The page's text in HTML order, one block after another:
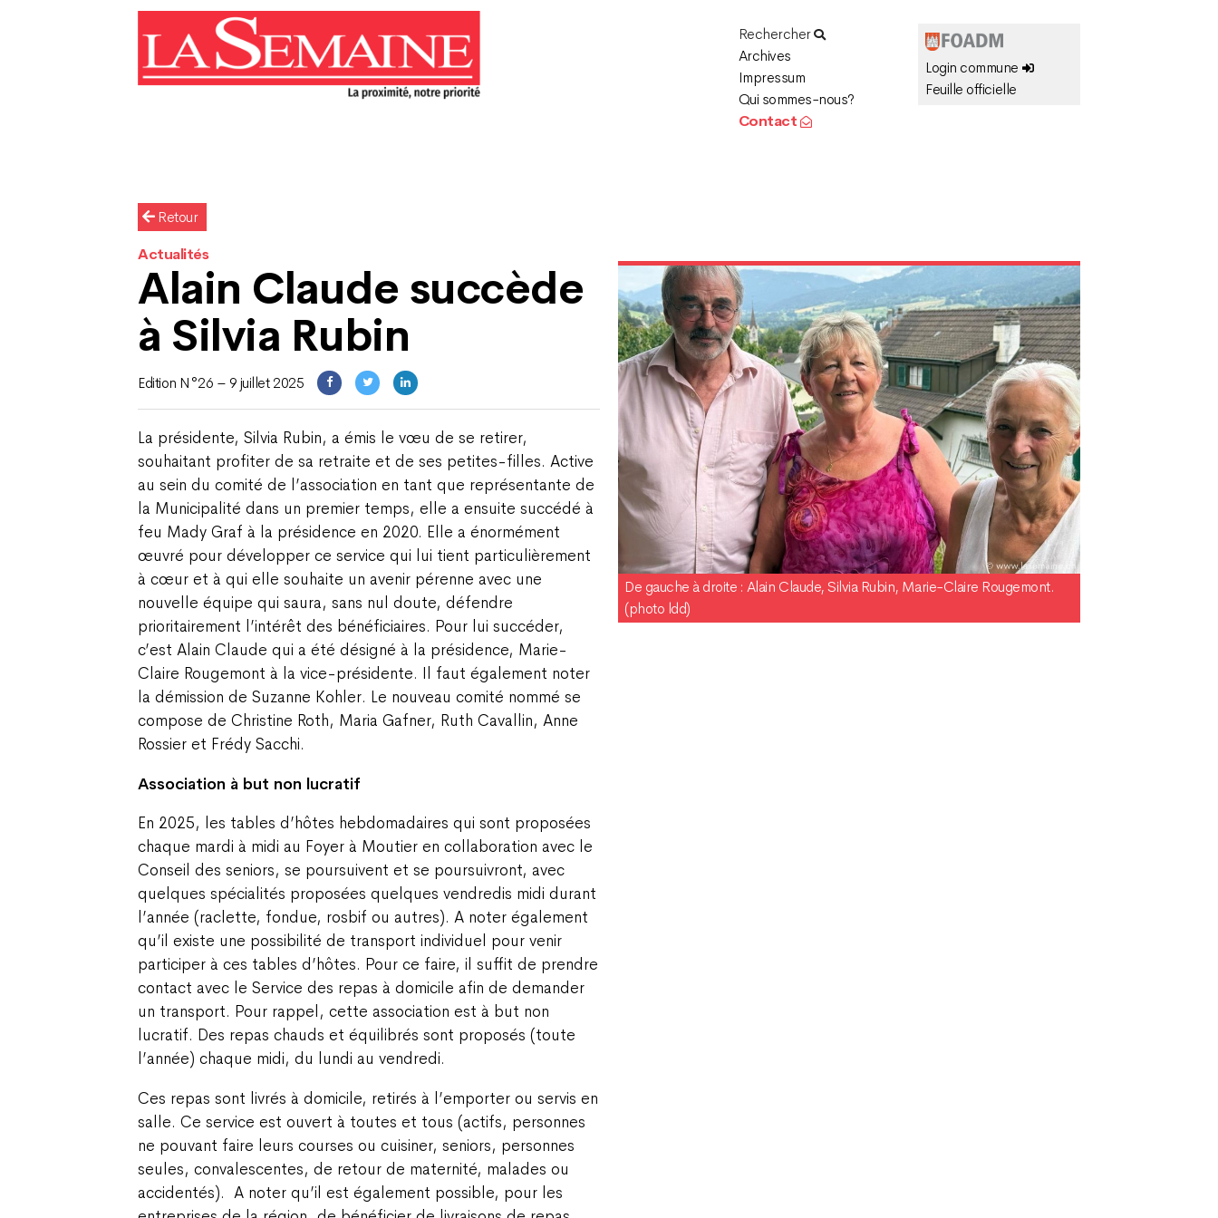
Rechercher
Archives
Impressum
Qui sommes-nous?
Contact
Login commune
Feuille officielle
Retour
Actualités
Alain Claude succède
à Silvia Rubin
Edition N°26 – 9 juillet 2025
La présidente, Silvia Rubin, a émis le vœu de se retirer,
souhaitant profiter de sa retraite et de ses petites-filles. Active
au sein du comité de l’association en tant que représentante de
la Municipalité dans un premier temps, elle a ensuite succédé à
feu Mady Graf à la présidence en 2020. Elle a énormément
œuvré pour développer ce service qui lui tient particulièrement
à cœur et à qui elle souhaite un avenir pérenne avec une
nouvelle équipe qui saura, sans nul doute, défendre
prioritairement l’intérêt des bénéficiaires. Pour lui succéder,
c’est Alain Claude qui a été désigné à la présidence, Marie-
Claire Rougemont à la vice-présidente. Il faut également noter
la démission de Suzanne Kohler. Le nouveau comité nommé se
compose de Christine Roth, Maria Gafner, Ruth Cavallin, Anne
Rossier et Frédy Sacchi.
Association à but non lucratif
En 2025, les tables d’hôtes hebdomadaires qui sont proposées
chaque mardi à midi au Foyer à Moutier en collaboration avec le
Conseil des seniors, se poursuivent et se poursuivront, avec
quelques spécialités proposées quelques vendredis midi durant
l’année (raclette, fondue, rosbif ou autres). A noter également
qu’il existe une possibilité de transport individuel pour venir
participer à ces tables d’hôtes. Pour ce faire, il suffit de prendre
contact avec le Service des repas à domicile afin de demander
un transport. Pour rappel, cette association est à but non
lucratif. Des repas chauds et équilibrés sont proposés (toute
l’année) chaque midi, du lundi au vendredi.
Ces repas sont livrés à domicile, retirés à l’emporter ou servis en
salle. Ce service est ouvert à toutes et tous (actifs, personnes
ne pouvant faire leurs courses ou cuisiner, seniors, personnes
seules, convalescentes, de retour de maternité, malades ou
accidentés). A noter qu’il est également possible, pour les
De gauche à droite : Alain Claude, Silvia Rubin, Marie-Claire Rougemont.
(photo ldd)